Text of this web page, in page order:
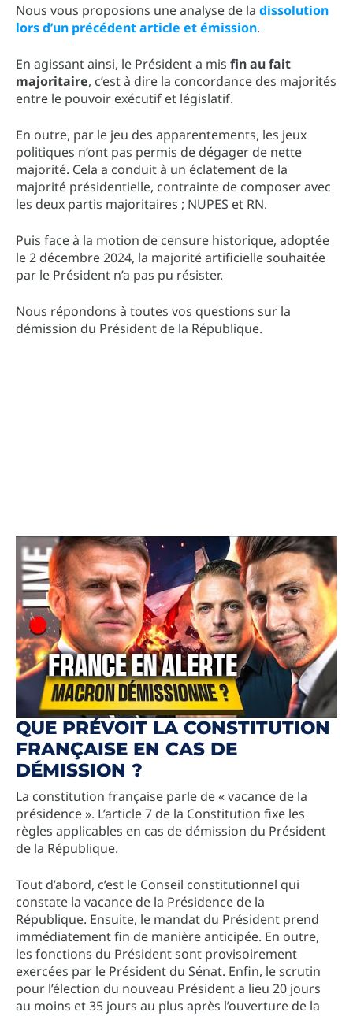
Nous vous proposions une analyse de la dissolution
lors d’un précédent article et émission.
En agissant ainsi, le Président a mis fin au fait
majoritaire, c’est à dire la concordance des majorités
entre le pouvoir exécutif et législatif.
En outre, par le jeu des apparentements, les jeux
politiques n’ont pas permis de dégager de nette
majorité. Cela a conduit à un éclatement de la
majorité présidentielle, contrainte de composer avec
les deux partis majoritaires ; NUPES et RN.
Puis face à la motion de censure historique, adoptée
le 2 décembre 2024, la majorité artificielle souhaitée
par le Président n’a pas pu résister.
Nous répondons à toutes vos questions sur la
démission du Président de la République.
QUE PRÉVOIT LA CONSTITUTION
FRANÇAISE EN CAS DE
DÉMISSION ?
La constitution française parle de « vacance de la
présidence ». L’article 7 de la Constitution fixe les
règles applicables en cas de démission du Président
de la République.
Tout d’abord, c’est le Conseil constitutionnel qui
constate la vacance de la Présidence de la
République. Ensuite, le mandat du Président prend
immédiatement fin de manière anticipée. En outre,
les fonctions du Président sont provisoirement
exercées par le Président du Sénat. Enfin, le scrutin
pour l’élection du nouveau Président a lieu 20 jours
au moins et 35 jours au plus après l’ouverture de la